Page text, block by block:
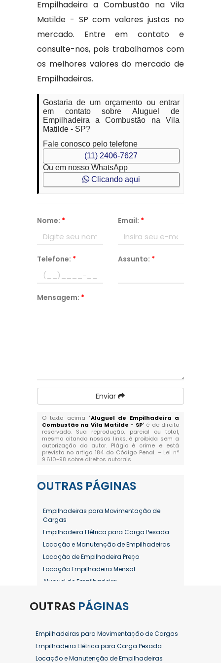
Empilhadeira a Combustão na Vila
Matilde - SP com valores justos no
mercado. Entre em contato e
consulte-nos, pois trabalhamos com
os melhores valores do mercado de
Empilhadeiras.
Gostaria de um orçamento ou entrar
em contato sobre Aluguel de
Empilhadeira a Combustão na Vila
Matilde - SP?
Fale conosco pelo telefone
(11) 2406-7627
Ou em nosso WhatsApp
Clicando aqui
Nome: * Email: *
Telefone: * Assunto: *
Mensagem: *
Enviar
O texto acima "Aluguel de Empilhadeira a
Combustão na Vila Matilde - SP" é de direito
reservado. Sua reprodução, parcial ou total,
mesmo citando nossos links, é proibida sem a
autorização do autor. Plágio é crime e está
previsto no artigo 184 do Código Penal. – Lei n°
9.610-98 sobre direitos autorais.
OUTRAS PÁGINAS
Empilhadeiras para Movimentação de
Cargas
Empilhadeira Elétrica para Carga Pesada
Locação e Manutenção de Empilhadeiras
Locação de Empilhadeira Preço
Locação Empilhadeira Mensal
Aluguel de Empilhadeira
Aluguel de Empilhadeira Diária Valor
Aluguel de Empilhadeira Elétrica Preço
Aluguel de Empilhadeira Mensal
Aluguel de Empilhadeira Preço
OUTRAS PÁGINAS
Empilhadeiras para Movimentação de Cargas
Empilhadeira Elétrica para Carga Pesada
Locação e Manutenção de Empilhadeiras